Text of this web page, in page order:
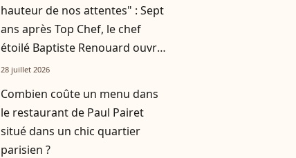
hauteur de nos attentes" : Sept
ans après Top Chef, le chef
étoilé Baptiste Renouard ouvre
un nouveau chapitre
28 juillet 2026
Combien coûte un menu dans
le restaurant de Paul Pairet
situé dans un chic quartier
parisien ?